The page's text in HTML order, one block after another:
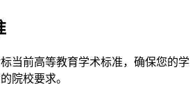
当前高等教育学术标准，确保您的学
院校要求。